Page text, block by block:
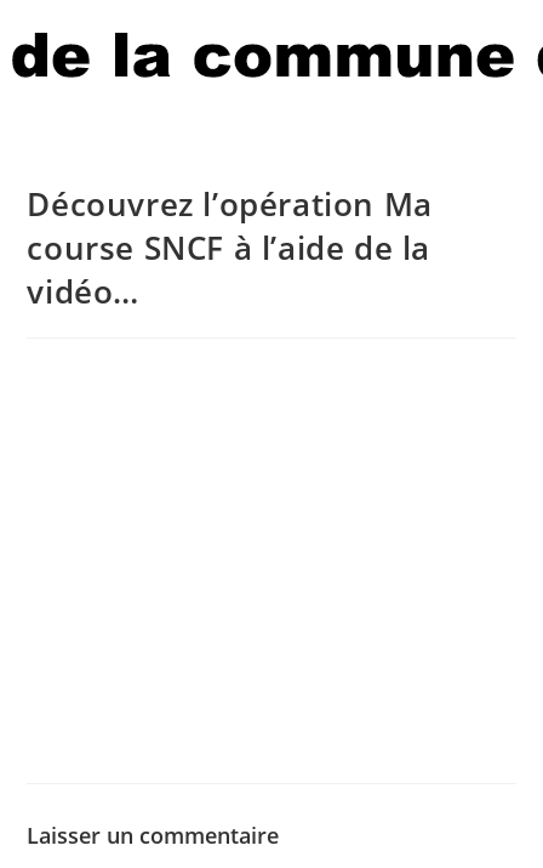
Découvrez l’opération Ma
course SNCF à l’aide de la
vidéo…
Laisser un commentaire